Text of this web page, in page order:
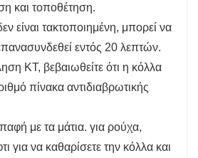
και τοποθέτηση.
είναι τακτοποιημένη, μπορεί να
εντός 20 λεπτών.
KT, βεβαιωθείτε ότι η κόλλα
πίνακα αντιδιαβρωτικής
με τα μάτια. για ρούχα,
για να καθαρίσετε την κόλλα και